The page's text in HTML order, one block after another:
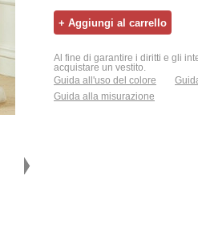
Al fine di garantire i diritti e gli
acquistare un vestito.
Guida all'uso del colore
Guida alla misurazione